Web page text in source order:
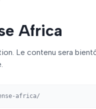
Africa
Le contenu sera
africa/